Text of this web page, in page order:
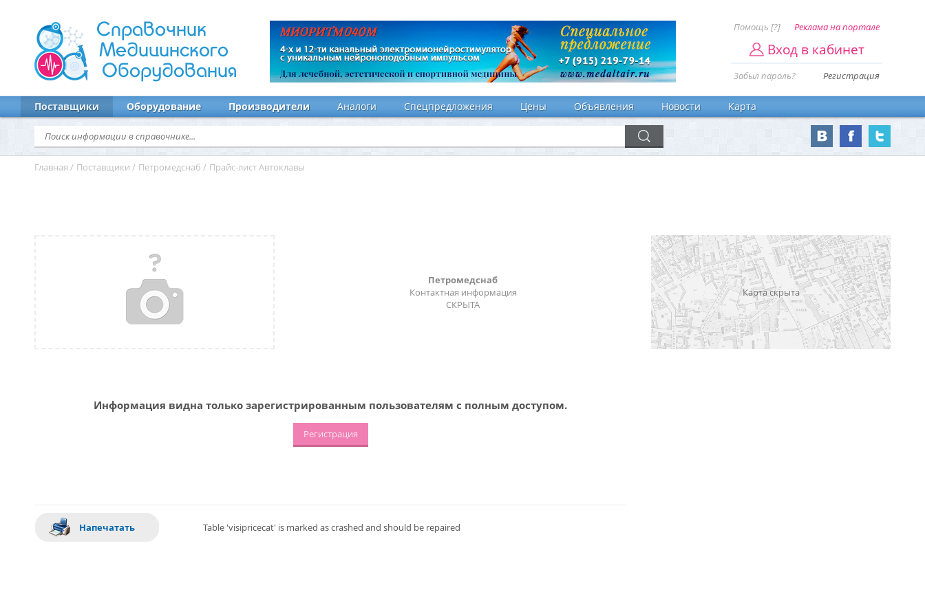
Справочник
Медицинского
Оборудования
Помощь [?] Реклама на портале
Вход в кабинет
Забыл пароль? Регистрация
Поставщики Оборудование Производители Аналоги Спецпредложения Цены Объявления Новости Карта
Главная / Поставщики / Петромедснаб / Прайс-лист Автоклавы
Петромедснаб
Контактная информация
СКРЫТА
Карта скрыта
Информация видна только зарегистрированным пользователям с полным доступом.
Регистрация
Напечатать Table 'visipricecat' is marked as crashed and should be repaired